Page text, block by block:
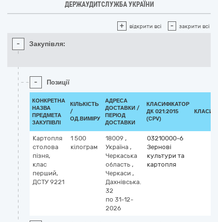
ДЕРЖАУДИТСЛУЖБА УКРАЇНИ
+ відкрити всі - закрити всі
- Закупівля:
- Позиції
КОНКРЕТНА
НАЗВА
ПРЕДМЕТА
ЗАКУПІВЛІ
КІЛЬКІСТЬ
/
ОД.ВИМІРУ
АДРЕСА
ДОСТАВКИ /
ПЕРІОД
ДОСТАВКИ
КЛАСИФІКАТОР
ДК 021:2015
(CPV)
Картопля
столова
пізня,
клас
перший,
ДСТУ 9221
1 500
кілограм
18009 ,
Україна ,
Черкаська
область ,
Черкаси ,
Дахнівська.
32
по 31-12-
2026
03210000-6
Зернові
культури та
картопля